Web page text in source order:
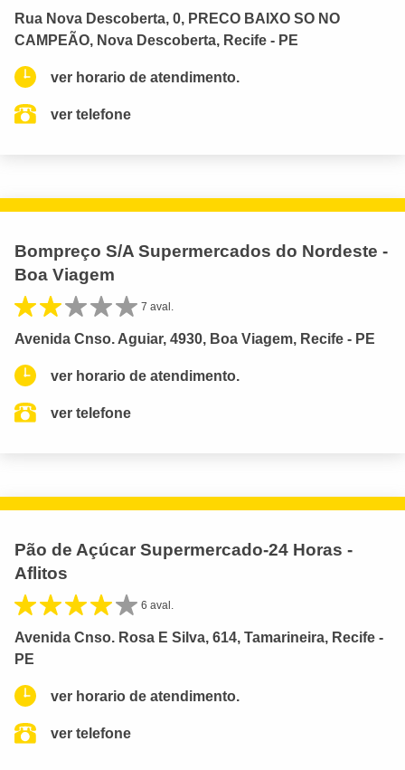
Rua Nova Descoberta, 0, PRECO BAIXO SO NO
CAMPEÃO, Nova Descoberta, Recife - PE
ver horario de atendimento.
ver telefone
Bompreço S/A Supermercados do Nordeste -
Boa Viagem
7 aval.
Avenida Cnso. Aguiar, 4930, Boa Viagem, Recife - PE
ver horario de atendimento.
ver telefone
Pão de Açúcar Supermercado-24 Horas -
Aflitos
6 aval.
Avenida Cnso. Rosa E Silva, 614, Tamarineira, Recife -
PE
ver horario de atendimento.
ver telefone